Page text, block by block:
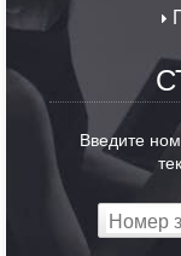
Введите